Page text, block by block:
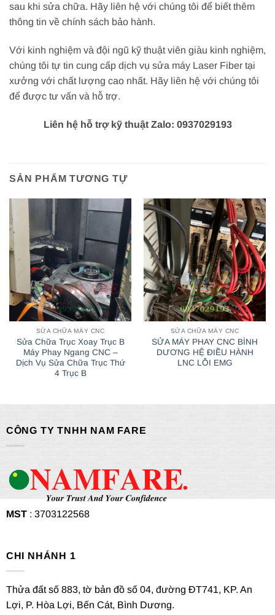
sau khi sửa chữa. Hãy liên hệ với chúng tôi để biết thêm
thông tin về chính sách bảo hành.
Với kinh nghiệm và đội ngũ kỹ thuật viên giàu kinh nghiệm,
chúng tôi tự tin cung cấp dịch vụ sửa máy Laser Fiber tại
xưởng với chất lượng cao nhất. Hãy liên hệ với chúng tôi
để được tư vấn và hỗ trợ.
Liên hệ hỗ trợ kỹ thuật Zalo: 0937029193
SẢN PHẨM TƯƠNG TỰ
SỬA CHỮA MÁY CNC
Sửa Chữa Trục Xoay Trục B
Máy Phay Ngang CNC –
Dịch Vụ Sửa Chữa Trục Thứ
4 Trục B
SỬA CHỮA MÁY CNC
SỬA MÁY PHAY CNC BÌNH
DƯƠNG HỆ ĐIỀU HÀNH
LNC LỖI EMG
CÔNG TY TNHH NAM FARE
MST: 3703122568
CHI NHÁNH 1
Thửa đất số 883, tờ bản đồ số 04, đường ĐT741, KP. An
Lợi, P. Hòa Lợi, Bến Cát, Bình Dương.